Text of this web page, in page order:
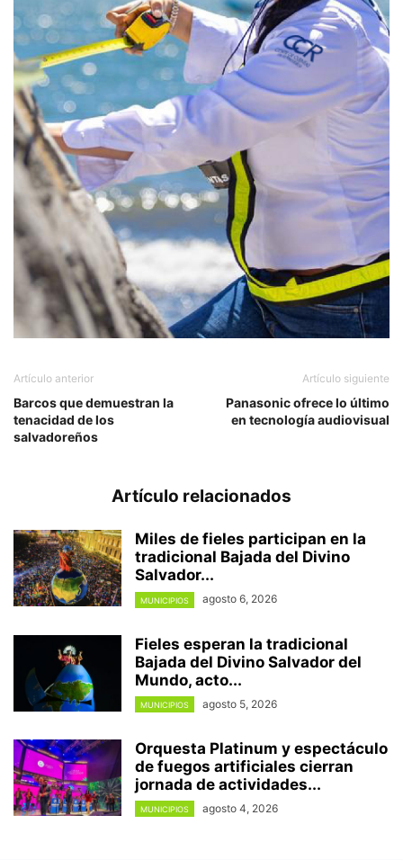
Artículo anterior
Barcos que demuestran la
tenacidad de los
salvadoreños
Artículo siguiente
Panasonic ofrece lo último
en tecnología audiovisual
Artículo relacionados
Miles de fieles participan en la
tradicional Bajada del Divino
Salvador...
MUNICIPIOS agosto 6, 2026
Fieles esperan la tradicional
Bajada del Divino Salvador del
Mundo, acto...
MUNICIPIOS agosto 5, 2026
Orquesta Platinum y espectáculo
de fuegos artificiales cierran
jornada de actividades...
MUNICIPIOS agosto 4, 2026